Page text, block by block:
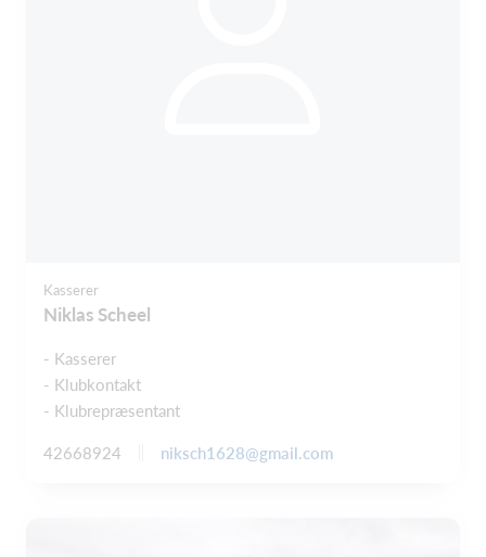
Kasserer
Niklas Scheel
- Kasserer
- Klubkontakt
- Klubrepræsentant
42668924 niksch1628@gmail.com